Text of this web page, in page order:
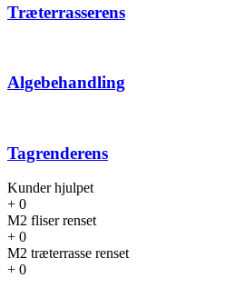
Træterrasserens
Algebehandling
Tagrenderens
Kunder hjulpet
+ 0
M2 fliser renset
+ 0
M2 træterrasse renset
+ 0